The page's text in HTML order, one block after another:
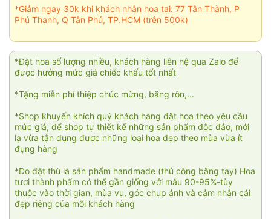
*Giảm ngay 30k khi khách nhận hoa tại: 77 Tân Thành, P
Phú Thạnh, Q Tân Phú, TP.HCM (trên 500k)
*Đặt hoa số lượng nhiều, khách hàng liên hệ qua Zalo để
được hưởng mức giá chiếc khấu tốt nhất
*Tặng miễn phí thiệp chúc mừng, băng rôn,...
*Shop khuyến khích quý khách hàng đặt hoa theo yêu cầu
mức giá, để shop tự thiết kế những sản phẩm độc đáo, mới
lạ vừa tận dụng được những loại hoa đẹp theo mùa vừa ít
đụng hàng
*Do đặt thù là sản phẩm handmade (thủ công bằng tay) Hoa
tươi thành phẩm có thể gần giống với mẫu 90-95%-tùy
thuộc vào thời gian, mùa vụ, góc chụp ảnh và cảm nhận cái
đẹp riêng của mỗi khách hàng